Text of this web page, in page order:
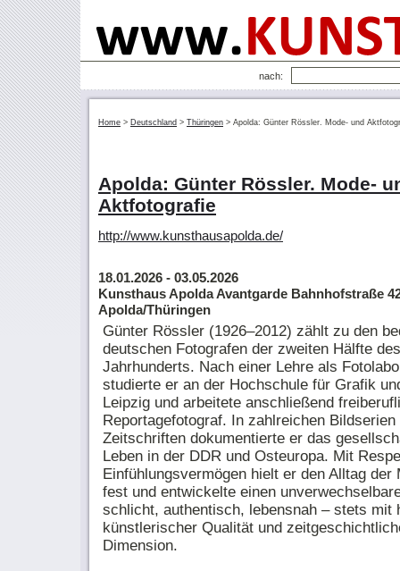
nach:
Home > Deutschland > Thüringen > Apolda: Günter Rössler. Mode- und
Apolda: Günter Rössler. Mode-
Aktfotografie
http://www.kunsthausapolda.de/
18.01.2026 - 03.05.2026
Kunsthaus Apolda Avantgarde Bahnhofstraße
Apolda/Thüringen
Günter Rössler (1926–2012) zählt zu den
deutschen Fotografen der zweiten Hälfte
Jahrhunderts. Nach einer Lehre als
studierte er an der Hochschule für Grafik
Leipzig und arbeitete anschließend
Reportagefotograf. In zahlreichen Bildserien
Zeitschriften dokumentierte er das
Leben in der DDR und Osteuropa. Mit
Einfühlungsvermögen hielt er den Alltag der
fest und entwickelte einen
schlicht, authentisch, lebensnah – stets mit
künstlerischer Qualität und
Dimension.